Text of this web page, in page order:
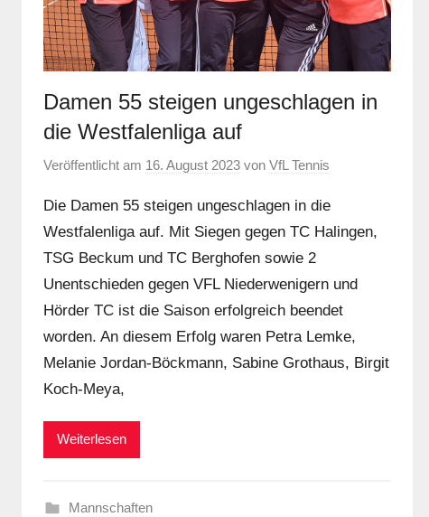
Damen 55 steigen ungeschlagen in
die Westfalenliga auf
Veröffentlicht am 16. August 2023 von VfL Tennis
Die Damen 55 steigen ungeschlagen in die
Westfalenliga auf. Mit Siegen gegen TC Halingen,
TSG Beckum und TC Berghofen sowie 2
Unentschieden gegen VFL Niederwenigern und
Hörder TC ist die Saison erfolgreich beendet
worden. An diesem Erfolg waren Petra Lemke,
Melanie Jordan-Böckmann, Sabine Grothaus, Birgit
Koch-Meya,
Weiterlesen
Mannschaften